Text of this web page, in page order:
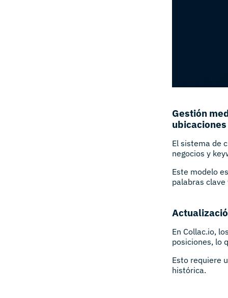
Gestión
ubicaciones
El sistema de
negocios y
Este modelo
palabras
En Collac.io,
posiciones, lo
Esto requiere
histórica.